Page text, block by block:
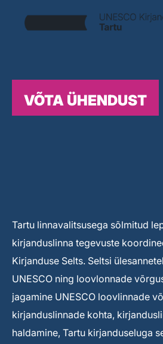
VÕTA ÜHENDUST
Tartu linnavalitsusega sõlmitud
kirjanduslinna tegevuste
Kirjanduse Selts. Seltsi
UNESCO ning loovlonnade
jagamine UNESCO loovlinnade
kirjanduslinnade kohta,
haldamine, Tartu kirjanduseluga